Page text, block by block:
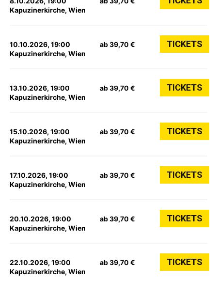
Kapuzinerkirche, Wien
10.10.2026, 19:00
Kapuzinerkirche, Wien
ab 39,70 € TICKETS
13.10.2026, 19:00
Kapuzinerkirche, Wien
ab 39,70 € TICKETS
15.10.2026, 19:00
Kapuzinerkirche, Wien
ab 39,70 € TICKETS
17.10.2026, 19:00
Kapuzinerkirche, Wien
ab 39,70 € TICKETS
20.10.2026, 19:00
Kapuzinerkirche, Wien
ab 39,70 € TICKETS
22.10.2026, 19:00
Kapuzinerkirche, Wien
ab 39,70 € TICKETS